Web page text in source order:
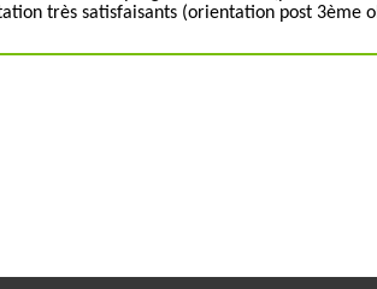
très satisfaisants (orientation post 3ème